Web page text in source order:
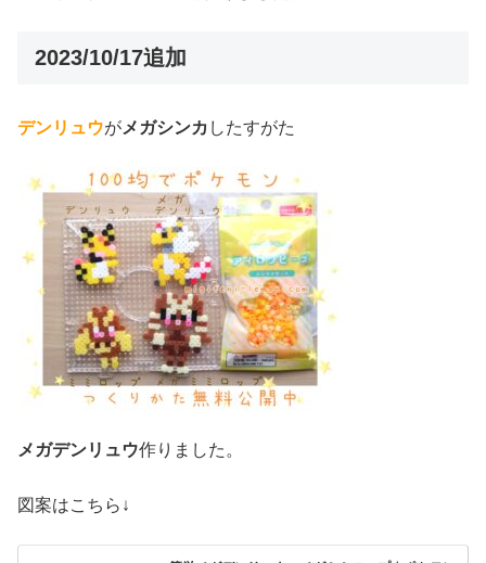
2023/10/17追加
デンリュウがメガシンカ したすがた
メガデンリュウ作りました。
図案はこちら↓